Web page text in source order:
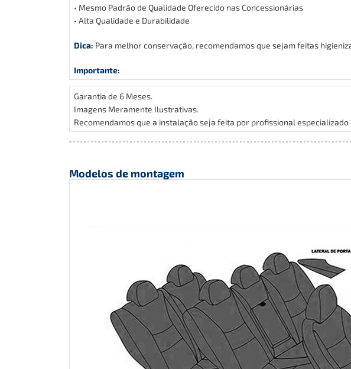
• Mesmo Padrão de Qualidade Oferecido nas Concessionárias
• Alta Qualidade e Durabilidade
Dica: Para melhor conservação, recomendamos que sejam feitas
Importante:
Garantia de 6 Meses.
Imagens Meramente Ilustrativas.
Recomendamos que a instalação seja feita por profissional
Modelos de montagem